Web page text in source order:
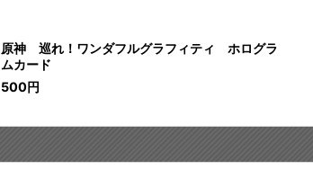
原神 巡れ！ワンダフルグラフィティ ホログラ
ムカード
500円